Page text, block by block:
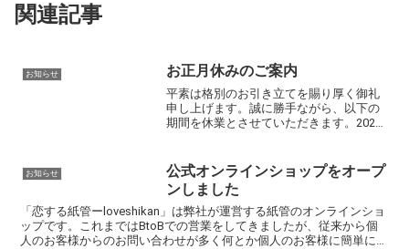
関連記事
お知らせ お正月休みのご案内
平素は格別のお引き立てを賜り厚く御礼
申し上げます。誠に勝手ながら、以下の
期間を休業とさせていただきます。2022
に関しては、2023年1月6日(金)より...
お知らせ
公式オンラインショップをオープ
ンしました
「恋する紙管ーloveshikan」は弊社が運営する紙管のオンラインショ
ップです。これまではBtoBでの営業をしてきましたが、従来から個
人のお客様からのお問い合わせが多く何とか個人のお客様に簡単にお